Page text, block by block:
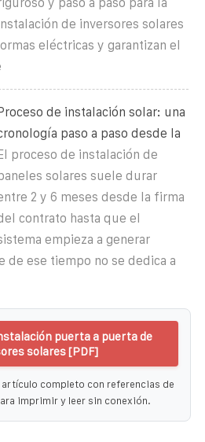
de inversores solares
eléctricas y garantizan el
Proceso de instalación solar: una
paso a paso desde la
El proceso de instalación de
solares suele durar
2 y 6 meses desde la firma
contrato hasta que el
empieza a generar
de ese tiempo no se dedica a
puerta a puerta de
solares [PDF]
artículo completo con referencias de
imprimir y leer sin conexión.